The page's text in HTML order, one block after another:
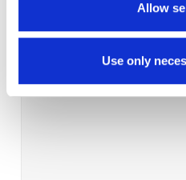
Allow
Use only